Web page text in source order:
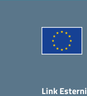
Link Esterni